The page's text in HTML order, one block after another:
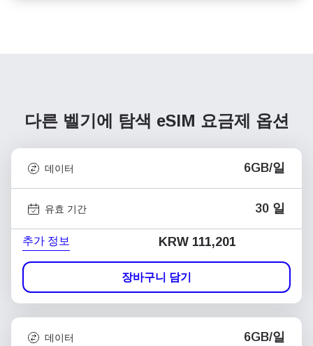
다른 벨기에 탐색 eSIM 요금제 옵션
데이터 6GB/일
유효 기간 30 일
추가 정보 KRW 111,201
장바구니 담기
데이터 6GB/일